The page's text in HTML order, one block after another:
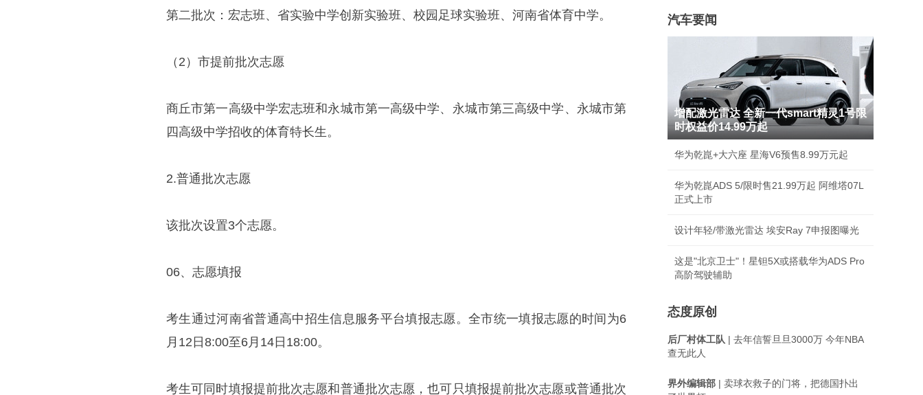
第二批次：宏志班、省实验中学创新实验班、校园足球实验班、河南省体育中学。
（2）市提前批次志愿
商丘市第一高级中学宏志班和永城市第一高级中学、永城市第三高级中学、永城市第
四高级中学招收的体育特长生。
2.普通批次志愿
该批次设置3个志愿。
06、志愿填报
考生通过河南省普通高中招生信息服务平台填报志愿。全市统一填报志愿的时间为6
月12日8:00至6月14日18:00。
考生可同时填报提前批次志愿和普通批次志愿，也可只填报提前批次志愿或普通批次
汽车要闻
增配激光雷达 全新一代smart精灵1号限
时权益价14.99万起
华为乾崑+大六座 星海V6预售8.99万元起
华为乾崑ADS 5/限时售21.99万起 阿维塔07L
正式上市
设计年轻/带激光雷达 埃安Ray 7申报图曝光
这是"北京卫士"！星钽5X或搭载华为ADS Pro
高阶驾驶辅助
态度原创
后厂村体工队 | 去年信誓旦旦3000万 今年NBA
查无此人
界外编辑部 | 卖球衣救子的门将，把德国扑出